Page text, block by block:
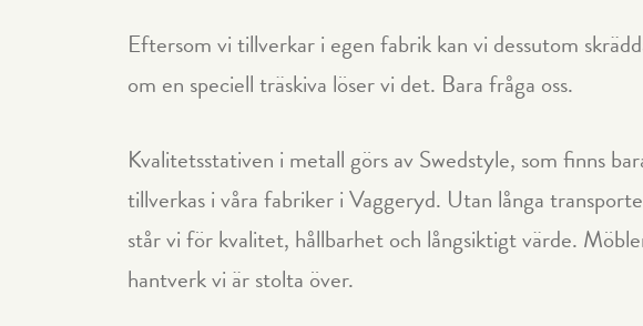
Eftersom vi tillverkar i egen fabrik kan vi dessutom
om en speciell träskiva löser vi det. Bara fråga oss.
Kvalitetsstativen i metall görs av Swedstyle, som finns
tillverkas i våra fabriker i Vaggeryd. Utan långa
står vi för kvalitet, hållbarhet och långsiktigt värde.
hantverk vi är stolta över.